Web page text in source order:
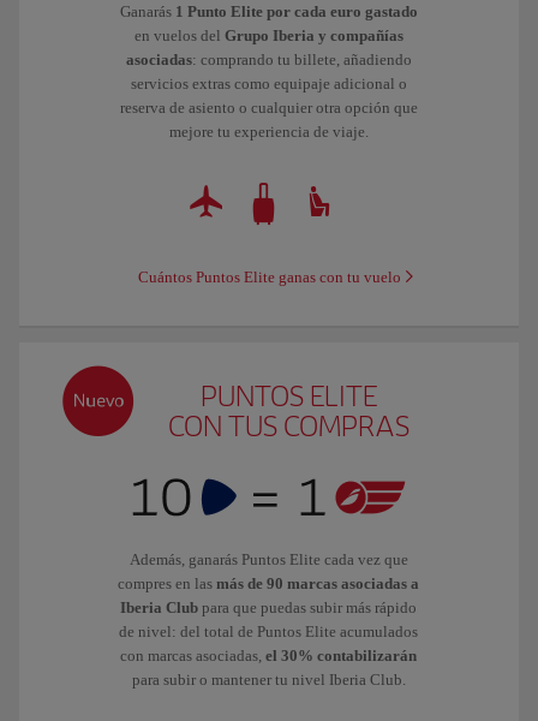
Ganarás 1 Punto Elite por cada euro gastado
en vuelos del Grupo Iberia y compañías
asociadas: comprando tu billete, añadiendo
servicios extras como equipaje adicional o
reserva de asiento o cualquier otra opción que
mejore tu experiencia de viaje.
Cuántos Puntos Elite ganas con tu vuelo
PUNTOS ELITE
CON TUS COMPRAS
Además, ganarás Puntos Elite cada vez que
compres en lasmás de 90 marcas asociadas a
Iberia Club para que puedas subir más rápido
de nivel: del total de Puntos Elite acumulados
con marcas asociadas,el 30% contabilizarán
para subir o mantener tu nivel Iberia Club.